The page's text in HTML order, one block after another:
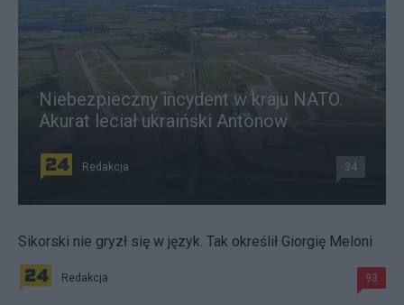
Niebezpieczny incydent w kraju NATO.
Akurat leciał ukraiński Antonow
Redakcja 34
Sikorski nie gryzł się w język. Tak określił Giorgię Meloni
Redakcja 93